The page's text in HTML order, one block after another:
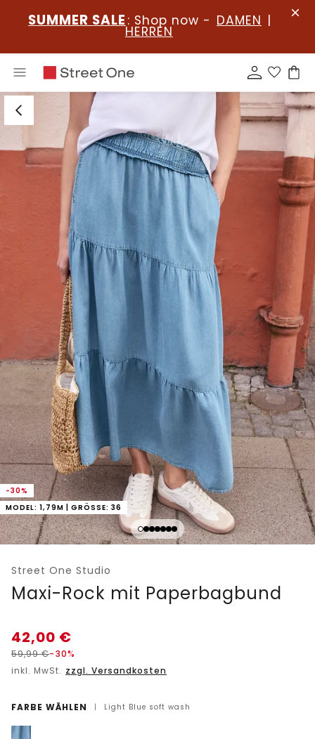
SUMMER SALE : Shop now - DAMEN |
HERREN
-30%
MODEL: 1,79M | GRÖSSE: 36
Street One Studio
Maxi-Rock mit Paperbagbund
42,00 €
59,99€-30%
inkl. MwSt. zzgl. Versandkosten
FARBE WÄHLEN | Light Blue soft wash